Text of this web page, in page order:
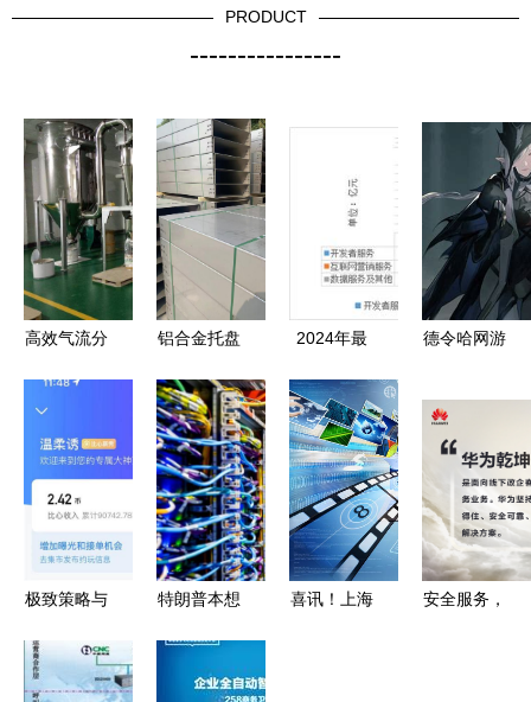
PRODUCT
----------------
高效气流分
top榜单:技
术领航,口
碑铸就典范
铝合金托盘
家的制造流
程与质量标
准在网络技
术服务中的
关键角色
2024年最
网科技公
司，否则你
就out啦！
德令哈网游
技术服务的
实践路径
极致策略与
络情缘回归
特朗普本想
绊子”，反
喜讯！上海
安全服务，